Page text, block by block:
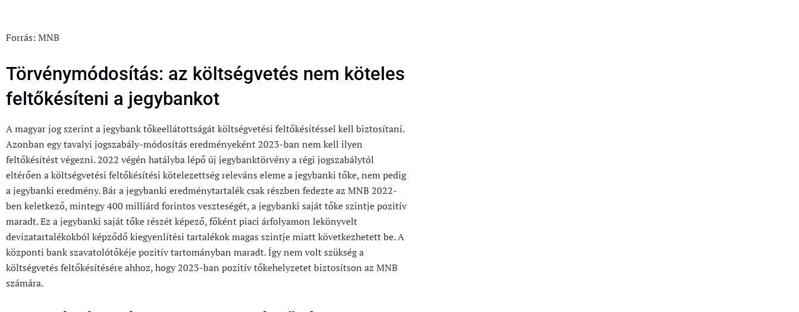
Forrás: MNB
Törvénymódosítás: az költségvetés nem köteles
feltőkésíteni a jegybankot
A magyar jog szerint a jegybank tőkeellátottságát költségvetési feltőkésítéssel kell biztosítani.
Azonban egy tavalyi jogszabály-módosítás eredményeként 2023-ban nem kell ilyen
feltőkésítést végezni. 2022 végén hatályba lépő új jegybanktörvény a régi jogszabálytól
eltérően a költségvetési feltőkésítési kötelezettség releváns eleme a jegybanki tőke, nem pedig
a jegybanki eredmény. Bár a jegybanki eredménytartalék csak részben fedezte az MNB 2022-
ben keletkező, mintegy 400 milliárd forintos veszteségét, a jegybanki saját tőke szintje pozitív
maradt. Ez a jegybanki saját tőke részét képező, főként piaci árfolyamon lekönyvelt
devizatartalékokból képződő kiegyenlítési tartalékok magas szintje miatt következhetett be. A
központi bank szavatolótőkéje pozitív tartományban maradt. Így nem volt szükség a
költségvetés feltőkésítésére ahhoz, hogy 2023-ban pozitív tőkehelyzetet biztosítson az MNB
számára.